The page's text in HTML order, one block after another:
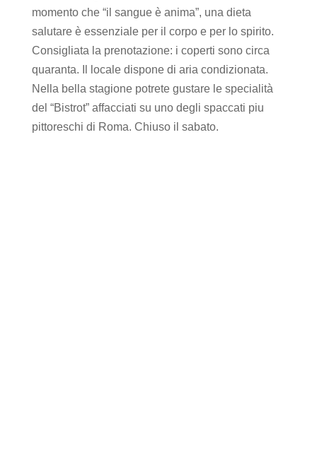
momento che “il sangue è anima”, una dieta
salutare è essenziale per il corpo e per lo spirito.
Consigliata la prenotazione: i coperti sono circa
quaranta. Il locale dispone di aria condizionata.
Nella bella stagione potrete gustare le specialità
del “Bistrot” affacciati su uno degli spaccati piu
pittoreschi di Roma. Chiuso il sabato.